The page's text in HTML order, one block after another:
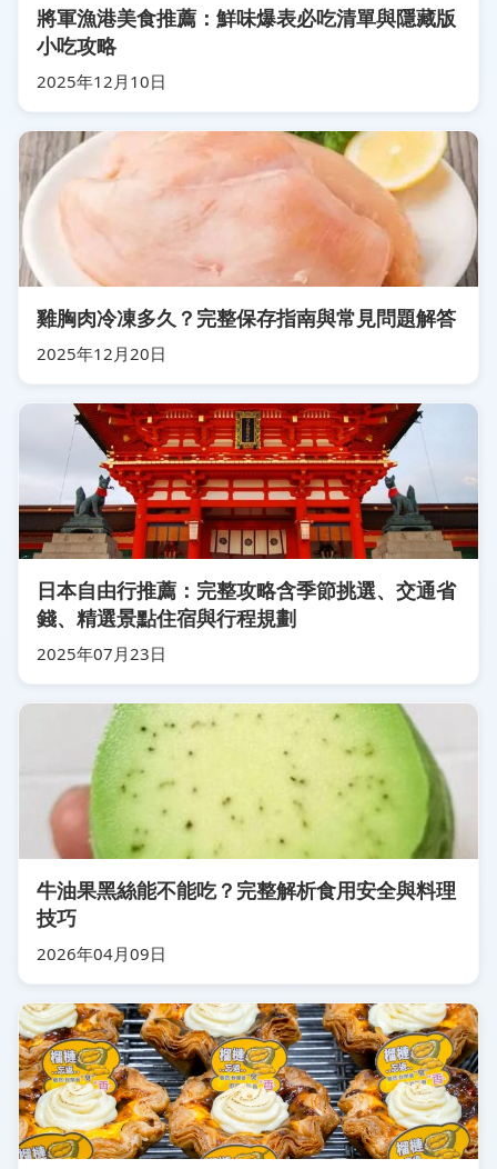
將軍漁港美食推薦：鮮味爆表必吃清單與隱藏版
小吃攻略
2025年12月10日
雞胸肉冷凍多久？完整保存指南與常見問題解答
2025年12月20日
日本自由行推薦：完整攻略含季節挑選、交通省
錢、精選景點住宿與行程規劃
2025年07月23日
牛油果黑絲能不能吃？完整解析食用安全與料理
技巧
2026年04月09日